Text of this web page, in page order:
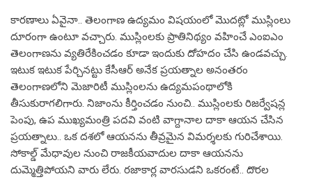
కారణాలు ఏవైనా.. తెలంగాణ ఉద్యమం విషయంలో మొదట్లో ముస్లింలు
దూరంగా ఉంటూ వచ్చారు. ముస్లింలకు ప్రాతినిథ్యం వహించే ఎంఐఎం
తెలంగాణను వ్యతిరేకించడం కూడా ఇందుకు దోహదం చేసి ఉండవచ్చు.
ఇటుక ఇటుక పేర్చినట్టు కేసీఆర్ అనేక ప్రయత్నాల అనంతరం
తెలంగాణలోని మెజారిటీ ముస్లింలను ఉద్యమపంథాలోకి
తీసుకురాగలిగారు. నిజాంను కీర్తించడం నుంచి.. ముస్లింలకు రిజర్వేషన్ల
పెంపు, ఉప ముఖ్యమంత్రి పదవి వంటి వాగ్దానాల దాకా ఆయన చేసిన
ప్రయత్నాలు.. ఒక దశలో ఆయనను తీవ్రమైన విమర్శలకు గురిచేశాయి.
సోకాల్డ్ మేధావుల నుంచి రాజకీయవాదుల దాకా ఆయనను
దుమ్మెత్తిపోయని వారు లేరు. రజాకార్ల వారసుడని ఒకరంటే.. దొరల